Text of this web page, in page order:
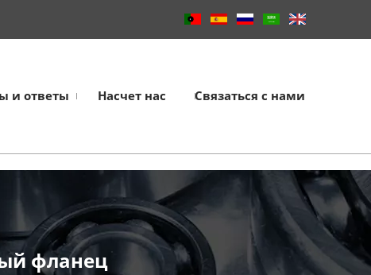
и ответы Насчет нас Связаться с нами
фланец